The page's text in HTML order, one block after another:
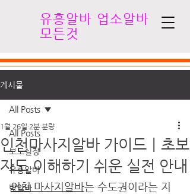
유흥알바 업소알바
모든것
게시물
All Posts
보도실장
유흥알바
밤알바
All Posts
인천마사지알바 가이드｜초보
자도 이해하기 쉬운 실전 안내
1월 26일 2분 분량
인천 마사지알바는 수도권이라는 지